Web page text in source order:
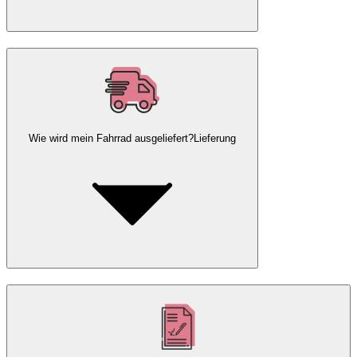
Wie wird mein Fahrrad ausgeliefert? Lieferung